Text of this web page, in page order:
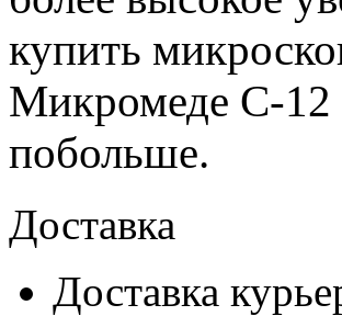
купить
Микромеде С-12
побольше.
Доставка
Доставка